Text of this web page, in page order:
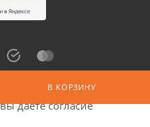
В КОРЗИНУ
даете согласие